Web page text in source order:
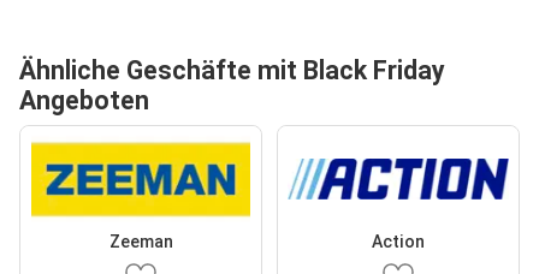
Ähnliche Geschäfte mit Black Friday
Angeboten
Zeeman Action